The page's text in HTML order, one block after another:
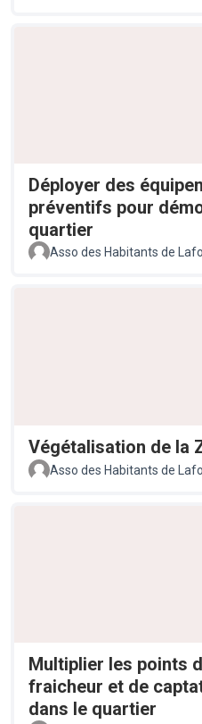
Déployer des
préventifs pour
quartier
Asso des Habitants de
Végétalisation de la
Asso des Habitants de
Multiplier les points
fraicheur et de
dans le quartier